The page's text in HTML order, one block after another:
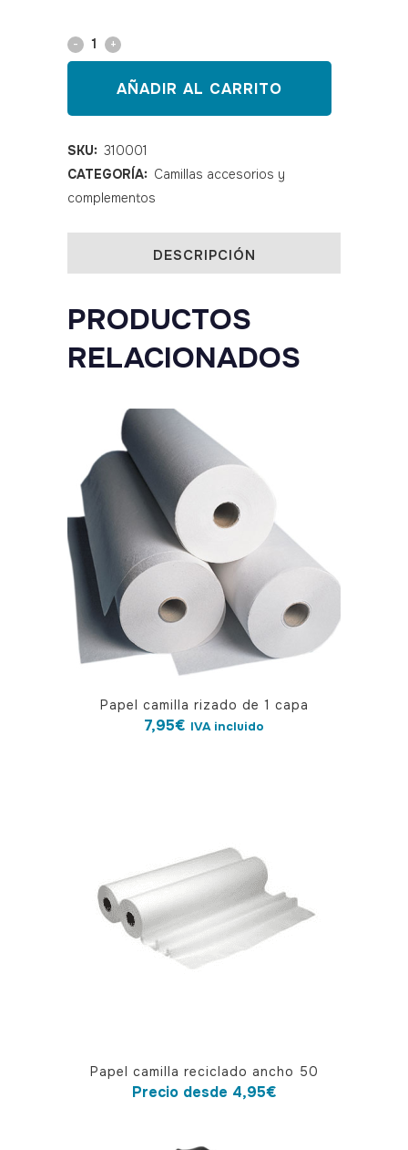
Carro
transporte
para
camilla
AÑADIR AL CARRITO
SKU: 310001
CATEGORÍA: Camillas accesorios y
complementos
DESCRIPCIÓN
PRODUCTOS
RELACIONADOS
Papel camilla rizado de 1 capa
7,95€ IVA incluido
producto
Papel camilla reciclado ancho 50
Precio desde 4,95€